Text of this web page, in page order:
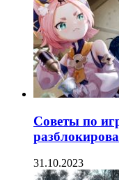
Советы по
31.10.2023